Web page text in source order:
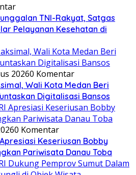
TNI-Rakyat, Satgas
Pelayanan Kesehatan di
20260 Komentar
Wali Kota Medan Beri
Digitalisasi Bansos
0 Komentar
Keseriusan Bobby
Pariwisata Danau Toba